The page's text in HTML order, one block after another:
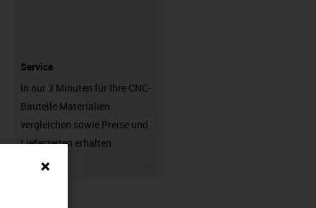
Service
In nur 3 Minuten für Ihre CNC-
Bauteile Materialien
vergleichen sowie Preise und
Lieferzeiten erhalten.